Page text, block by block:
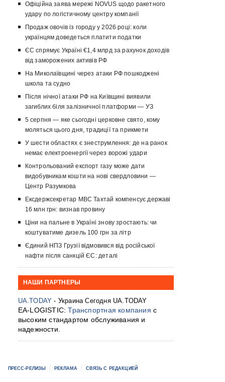
Офіційна заява мережі NOVUS щодо ракетного
удару по логістичному центру компанії
Продаж овочів із городу у 2026 році: коли
українцям доведеться платити податки
ЄС спрямує Україні €1,4 млрд за рахунок доходів
від заморожених активів РФ
На Миколаївщині через атаки РФ пошкоджені
школа та судно
Після нічної атаки РФ на Київщині виявили
загиблих біля залізничної платформи — УЗ
5 серпня — яке сьогодні церковне свято, кому
моляться цього дня, традиції та прикмети
У шести областях є знеструмлення: де на ранок
немає електроенергії через ворожі удари
Контрольований експорт газу може дати
видобувникам кошти на нові свердловини —
Центр Разумкова
Ексдержсекретар МВС Тахтай компенсує державі
16 млн грн: визнав провину
Ціни на пальне в Україні знову зростають: чи
коштуватиме дизель 100 грн за літр
Єдиний НПЗ Грузії відмовився від російської
нафти після санкцій ЄС: деталі
НАШИ ПАРТНЕРЫ
UA.TODAY - Украина Сегодня UA.TODAY
EA-LOGISTIC:Транспортная компания с
высоким стандартом обслуживания и
надежности.
ПРЕСС-РЕЛИЗЫ РЕКЛАМА СВЯЗЬ С РЕДАКЦИЕЙ